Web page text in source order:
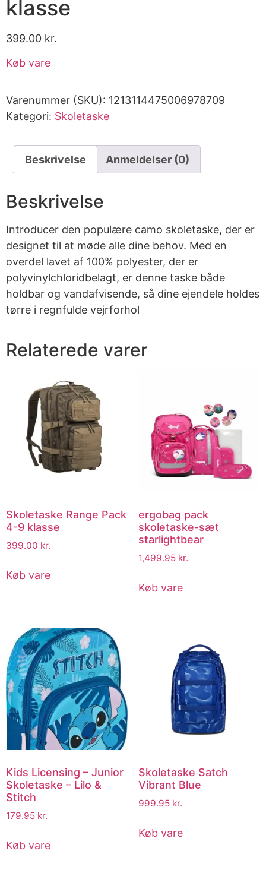
klasse
399.00 kr.
Køb vare
Varenummer (SKU): 1213114475006978709
Kategori: Skoletaske
Beskrivelse Anmeldelser (0)
Beskrivelse
Introducer den populære camo skoletaske, der er
designet til at møde alle dine behov. Med en
overdel lavet af 100% polyester, der er
polyvinylchloridbelagt, er denne taske både
holdbar og vandafvisende, så dine ejendele holdes
tørre i regnfulde vejrforhol
Relaterede varer
Skoletaske Range Pack
4-9 klasse
399.00 kr.
Køb vare
ergobag pack
skoletaske-sæt
starlightbear
1,499.95 kr.
Køb vare
Kids Licensing – Junior
Skoletaske – Lilo &
Stitch
179.95 kr.
Køb vare
Skoletaske Satch
Vibrant Blue
999.95 kr.
Køb vare